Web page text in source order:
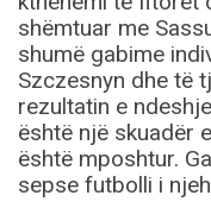
shëmtuar me
shumë gabime
Szczesnyn dhe të
rezultatin e
është një skuadër
është mposhtur.
sepse futbolli i